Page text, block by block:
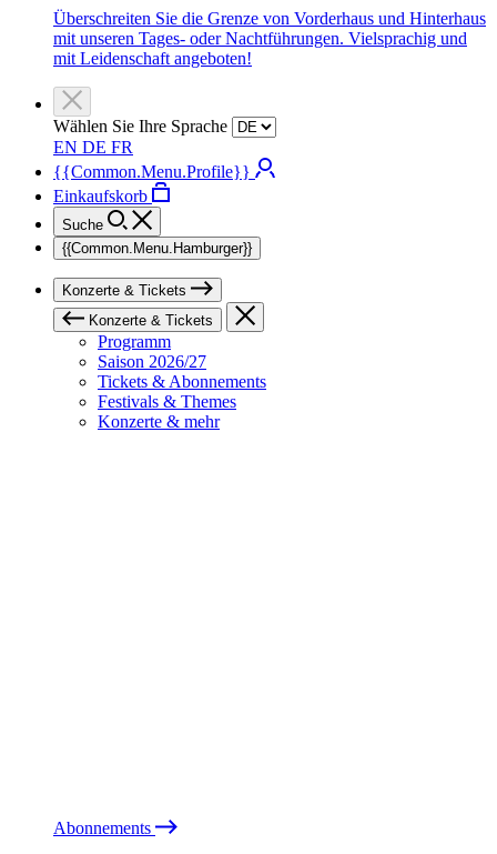
Überschreiten Sie die Grenze von Vorderhaus und Hinterhaus
mit unseren Tages- oder Nachtführungen. Vielsprachig und
mit Leidenschaft angeboten!
Wählen Sie Ihre Sprache
EN DE FR
{{Common.Menu.Profile}}
Einkaufskorb
Suche
{{Common.Menu.Hamburger}}
Konzerte & Tickets
Konzerte & Tickets
Programm
Saison 2026/27
Tickets & Abonnements
Festivals & Themes
Konzerte & mehr
Abonnements